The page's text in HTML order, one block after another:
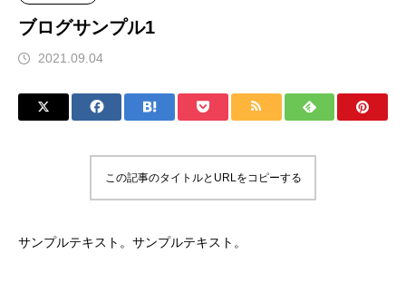
ブログサンプル1
2021.09.04
この記事のタイトルとURLをコピーする
サンプルテキスト。サンプルテキスト。